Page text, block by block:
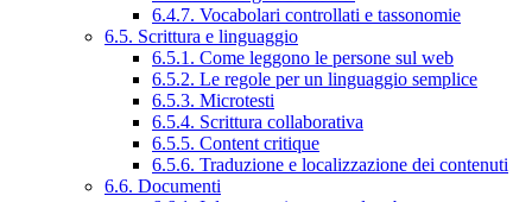
6.4.7. Vocabolari controllati e tassonomie
6.5. Scrittura e linguaggio
6.5.1. Come leggono le persone sul web
6.5.2. Le regole per un linguaggio semplice
6.5.3. Microtesti
6.5.4. Scrittura collaborativa
6.5.5. Content critique
6.5.6. Traduzione e localizzazione dei contenuti
6.6. Documenti